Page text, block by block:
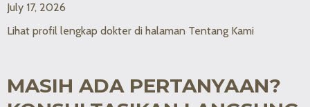
July 17, 2026
Lihat profil lengkap dokter di halaman Tentang Kami
MASIH ADA PERTANYAAN?